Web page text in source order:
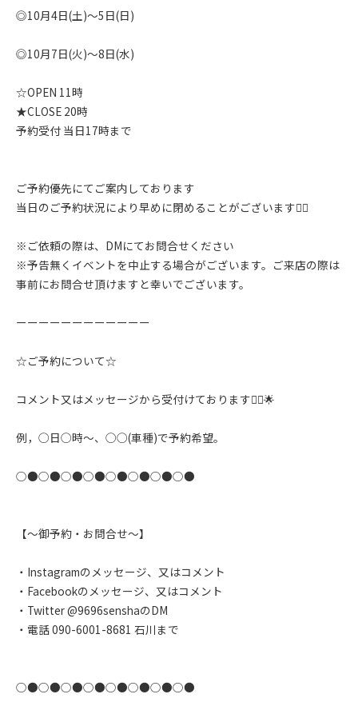
◎10月4日(土)〜5日(日)
◎10月7日(火)〜8日(水)
☆OPEN 11時
★CLOSE 20時
予約受付 当日17時まで
ご予約優先にてご案内しております
当日のご予約状況により早めに閉めることがございます🙇‍♂️
※ご依頼の際は、DMにてお問合せください
※予告無くイベントを中止する場合がございます。ご来店の際は
事前にお問合せ頂けますと幸いでございます。
ーーーーーーーーーーーー
☆ご予約について☆
コメント又はメッセージから受付けております🙇‍♂️🌟
例，◯日◯時〜、◯◯(車種)で予約希望。
○●○●○●○●○●○●○●○●
【〜御予約・お問合せ〜】
・Instagramのメッセージ、又はコメント
・Facebookのメッセージ、又はコメント
・Twitter @9696senshaのDM
・電話 090-6001-8681 石川まで
○●○●○●○●○●○●○●○●